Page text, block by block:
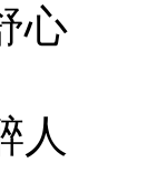
心